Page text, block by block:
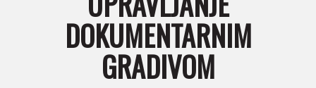
DOKUMENTARNIM
GRADIVOM